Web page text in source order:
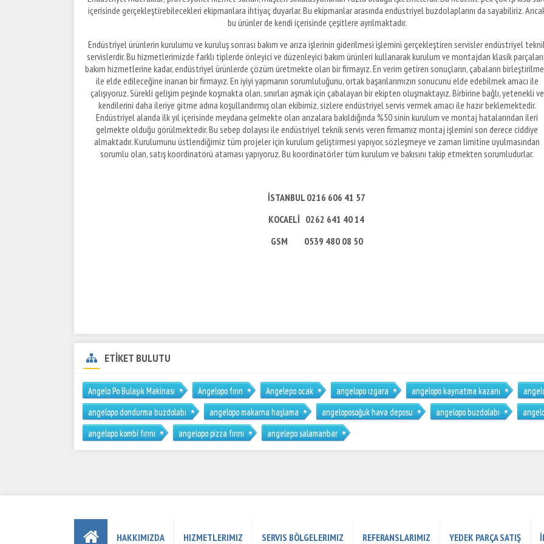
içerisinde gerçekleştirebilecekleri ekipmanlara ihtiyaç duyarlar. Bu ekipmanlar arasında endüstriyel buzdolaplarını da sayabiliriz.
bu ürünler de kendi içerisinde çeşitlere ayrılmaktadır.
Endüstriyel ürünlerin kurulumu ve kuruluş sonrası bakım ve arıza işlerinin giderilmesi işlemini gerçekleştiren servisler endüstriyel
servislerdir. Bu hizmetlerimizde farklı tiplerde önleyici ve düzenleyici bakım ürünleri kullanarak kurulum ve montajdan klasik
bakım hizmetlerine kadar, endüstriyel ürünlerde çözüm üretmekte olan bir firmayız. En verim getiren sonuçların, çabaların
ile elde edileceğine inanan bir firmayız. En iyiyi yapmanın sorumluluğunu, ortak başarılarımızın sonucunu elde edebilmek amacı ile
çalışıyoruz. Sürekli gelişim peşinde koşmakta olan, sınırları aşmak için çabalayan bir ekipten oluşmaktayız. Birbirine bağlı, yetenekli ve
kendilerini daha ileriye gitme adına koşullandırmış olan ekibimiz, sizlere endüstriyel servis vermek amacı ile hazır beklemektedir.
Endüstriyel alanda ilk yıl içerisinde meydana gelmekte olan arızalara bakıldığında %50 sinin kurulum ve montaj hatalarından ileri
gelmekte olduğu görülmektedir. Bu sebep dolayısı ile endüstriyel teknik servis veren firmamız montaj işlemini son derece ciddiye
almaktadır. Kurulumunu üstlendiğimiz tüm projeler için kurulum geliştirmesi yapıyor, sözleşmeye ve zaman limitine uyulmasından
sorumlu olan, satış koordinatörü ataması yapıyoruz. Bu koordinatörler tüm kurulum ve bakısını takip etmekten sorumludurlar.
İSTANBUL 0216 606 41 57
KOCAELİ 0262 641 40 14
GSM 0539 480 08 50
ETİKET BULUTU
Angelo Po Bulaşık Makinası Angelopo fırın Angelepo ocak angelopo ızgara angelopo kaynatma kazanı
angelopo dondurma buzdolabı
angelopo makarna haşlama angeloposoğuk hava deposu angelopo buzdolabı
angelopo kombi fırını
angelopo pizza fırını angelepo salamanbar
HAKKIMIZDA HIZMETLERIMIZ SERVIS BÖLGELERIMIZ REFERANSLARIMIZ YEDEK PARÇA SATIŞ